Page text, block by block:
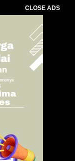
CLOSE ADS